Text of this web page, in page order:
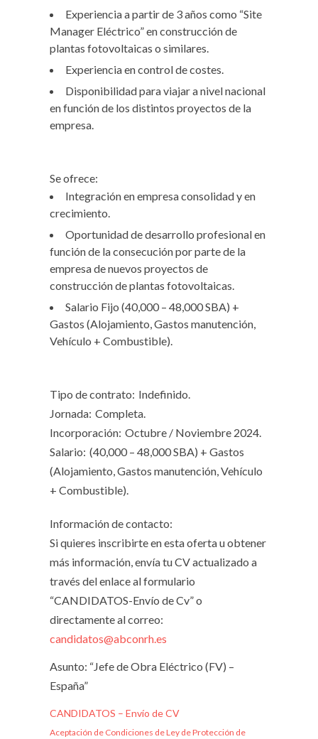
Experiencia a partir de 3 años como “Site
Manager Eléctrico” en construcción de
plantas fotovoltaicas o similares.
Experiencia en control de costes.
Disponibilidad para viajar a nivel nacional
en función de los distintos proyectos de la
empresa.
Se ofrece:
Integración en empresa consolidad y en
crecimiento.
Oportunidad de desarrollo profesional en
función de la consecución por parte de la
empresa de nuevos proyectos de
construcción de plantas fotovoltaicas.
Salario Fijo (40,000 – 48,000 SBA) +
Gastos (Alojamiento, Gastos manutención,
Vehículo + Combustible).
Tipo de contrato: Indefinido.
Jornada: Completa.
Incorporación: Octubre / Noviembre 2024.
Salario: (40,000 – 48,000 SBA) + Gastos
(Alojamiento, Gastos manutención, Vehículo
+ Combustible).
Información de contacto:
Si quieres inscribirte en esta oferta u obtener
más información, envía tu CV actualizado a
través del enlace al formulario
“CANDIDATOS-Envío de Cv” o
directamente al correo:
candidatos@abconrh.es
Asunto: “Jefe de Obra Eléctrico (FV) –
España”
CANDIDATOS – Envío de CV
Aceptación de Condiciones de Ley de Protección de